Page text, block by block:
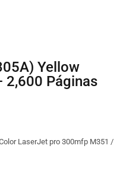
2,600 Páginas
LaserJet pro 300mfp M351 /